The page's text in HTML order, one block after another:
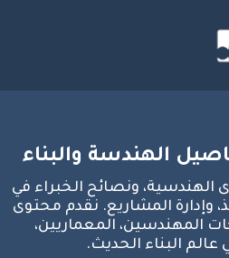
الهندسة والبناء
الهندسية، ونصائح الخبراء في
وإدارة المشاريع. نقدم محتوى
المهندسين، المعماريين،
البناء الحديث.